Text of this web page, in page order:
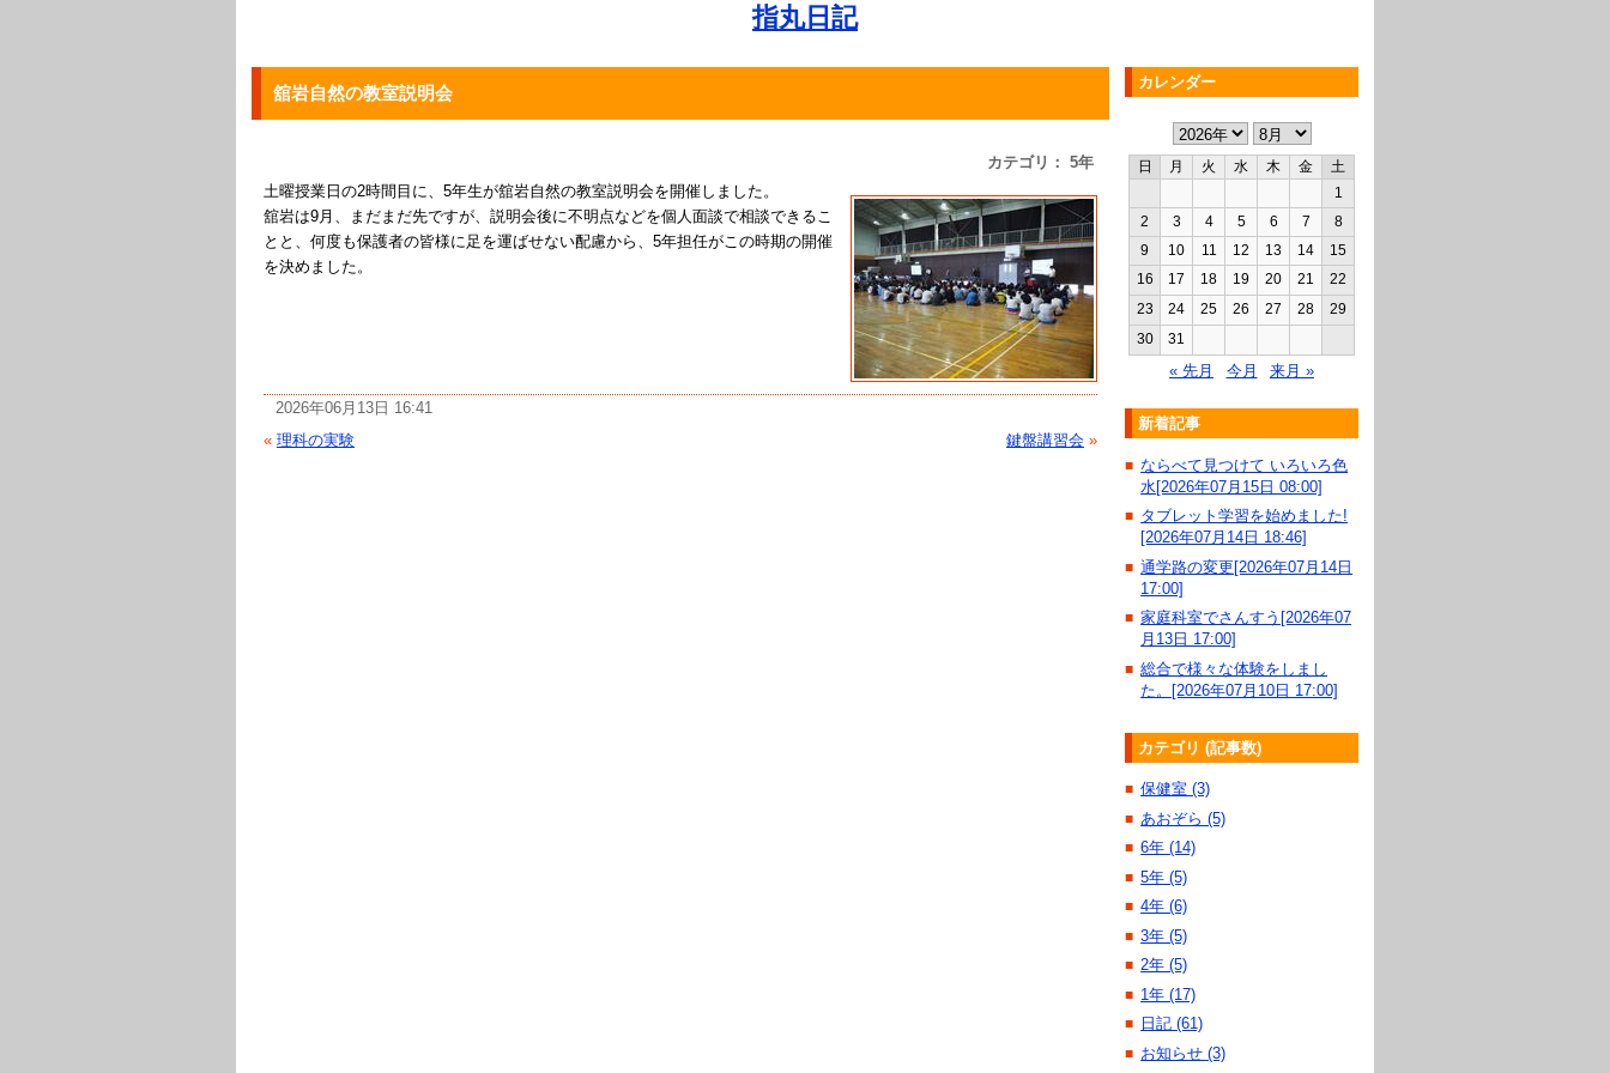
指丸日記
舘岩自然の教室説明会
カテゴリ： 5年
土曜授業日の2時間目に、5年生が舘岩自然の教室説明会を開催しました。
舘岩は9月、まだまだ先ですが、説明会後に不明点などを個人面談で相談できるこ
とと、何度も保護者の皆様に足を運ばせない配慮から、5年担任がこの時期の開催
を決めました。
2026年06月13日 16:41
« 理科の実験 鍵盤講習会 »
カレンダー
日 月 火 水 木 金
土
1
2
3 4 5 6 7
8
9
10 11 12 13 14
15
16
17 18 19 20 21
22
23
24 25 26 27 28
29
30
31
« 先月 今月 来月 »
新着記事
■ ならべて見つけて いろいろ色
水[2026年07月15日 08:00]
■ タブレット学習を始めました!
[2026年07月14日 18:46]
■ 通学路の変更[2026年07月14日
17:00]
■ 家庭科室でさんすう[2026年07
月13日 17:00]
■ 総合で様々な体験をしまし
た。[2026年07月10日 17:00]
カテゴリ (記事数)
■ 保健室 (3)
■ あおぞら (5)
■ 6年 (14)
■ 5年 (5)
■ 4年 (6)
■ 3年 (5)
■ 2年 (5)
■ 1年 (17)
■ 日記 (61)
■ お知らせ (3)